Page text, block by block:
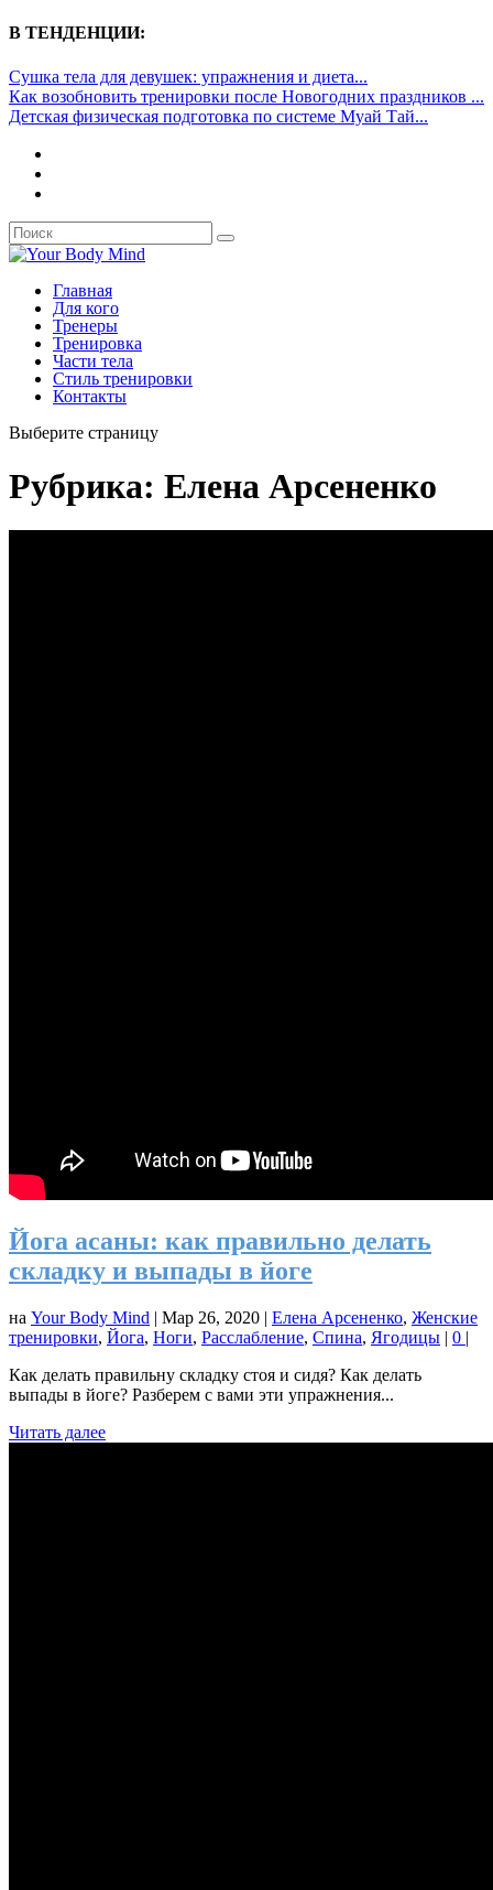
В ТЕНДЕНЦИИ:
Сушка тела для девушек: упражнения и диета...
Как возобновить тренировки после Новогодних праздников ...
Детская физическая подготовка по системе Муай Тай...
Главная
Для кого
Тренеры
Тренировка
Части тела
Стиль тренировки
Контакты
Выберите страницу
Рубрика: Елена Арсененко
Йога асаны: как правильно делать
складку и выпады в йоге
на Your Body Mind | Мар 26, 2020 | Елена Арсененко, Женские
тренировки, Йога, Ноги, Расслабление, Спина, Ягодицы | 0 |
Как делать правильну складку стоя и сидя? Как делать
выпады в йоге? Разберем с вами эти упражнения...
Читать далее